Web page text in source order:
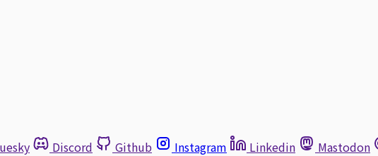
Discord Github Instagram Linkedin Mastodon